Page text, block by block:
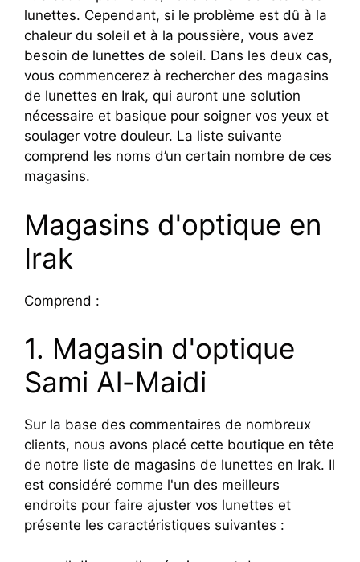
lunettes. Cependant, si le problème est dû à la
chaleur du soleil et à la poussière, vous avez
besoin de lunettes de soleil. Dans les deux cas,
vous commencerez à rechercher des magasins
de lunettes en Irak, qui auront une solution
nécessaire et basique pour soigner vos yeux et
soulager votre douleur. La liste suivante
comprend les noms d’un certain nombre de ces
magasins.
Magasins d'optique en
Irak
Comprend :
1. Magasin d'optique
Sami Al-Maidi
Sur la base des commentaires de nombreux
clients, nous avons placé cette boutique en tête
de notre liste de magasins de lunettes en Irak. Il
est considéré comme l'un des meilleurs
endroits pour faire ajuster vos lunettes et
présente les caractéristiques suivantes :